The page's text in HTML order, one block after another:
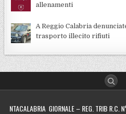
allenamenti
A Reggio Calabria
trasporto illecito rifiuti
NTACALABRIA GIORNALE – REG. TRIB R.C.